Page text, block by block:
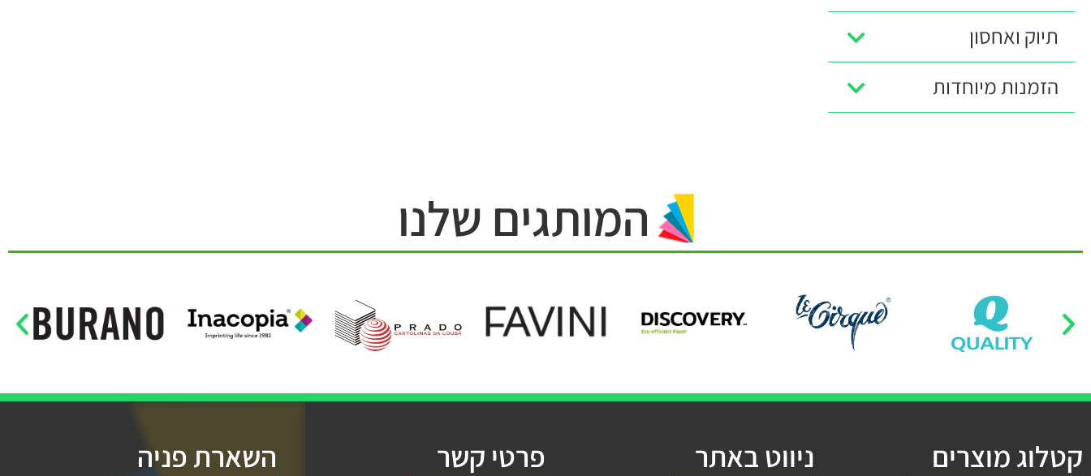
תיוק ואחסון
הזמנות מיוחדות
המותגים שלנו
קטלוג מוצרים ניווט באתר פרטי קשר השארת פניה